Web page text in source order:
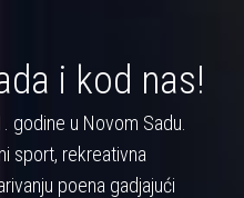
i kod nas!
godine u Novom Sadu.
sport, rekreativna
poena gadjajući